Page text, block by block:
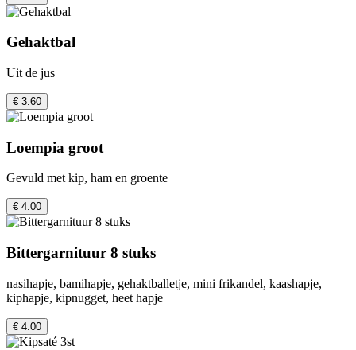
Gehaktbal
Uit de jus
€ 3.60
Loempia groot
Gevuld met kip, ham en groente
€ 4.00
Bittergarnituur 8 stuks
nasihapje, bamihapje, gehaktballetje, mini frikandel, kaashapje,
kiphapje, kipnugget, heet hapje
€ 4.00